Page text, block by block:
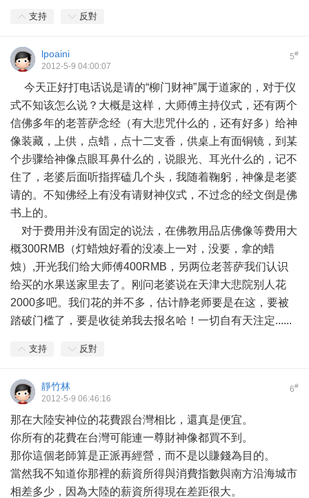
支持 反對
5#
lpoaini
2012-5-9 04:00:07
今天正好打电话说是请的“柳门财神”属于道家的，对于仪
式不知该怎么说？大概是这样，大师傅主持仪式，还有两个
信佛多年的老菩萨念经（有大悲咒什么的，还有好多）给神
像装藏，上供，点蜡，点十二支香，供桌上有面铜镜，到某
个步骤给神像点眼耳鼻什么的，说眼光、耳光什么的，记不
住了，老婆后面听指挥磕几个头，我随着鞠躬，神像是老婆
请的。不知佛经上有没有请财神仪式，不过念的经文倒是佛
书上的。
对于费用并没有固定的说法，在佛教用品店佛像等费用大
概300RMB（灯蜡烛好看的没凑上一对，没要，拿的蜡
烛）,开光我们给大师傅400RMB，另两位老菩萨我们认识
给买的水果送家里去了。刚问老婆说在天津大悲院别人花
2000多吧。我们花的并不多，估计静老师要是在这，要被
踏破门槛了，要是收徒弟我去报名哈！一切自有天注定......
支持 反對
6#
靜竹林
2012-5-9 06:46:16
那在大陸安神位的花費跟台灣相比，還真是便宜。
你所有的花費在台灣可能連一尊財神像都買不到。
那你這個老師算是正派再經營，而不是以賺錢為目的。
當然我不知道你那裡的薪資所得與消費指數與南方沿海城市
相差多少，因為大陸的薪資所得現在差距很大。